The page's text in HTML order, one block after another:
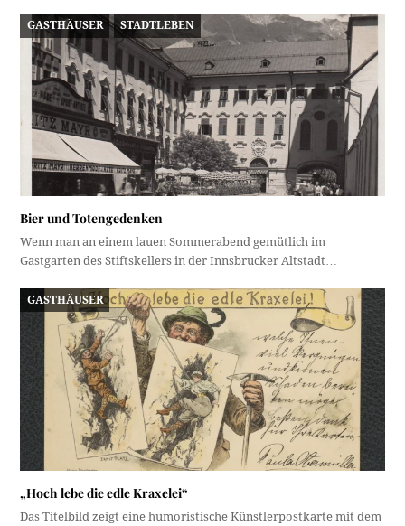
GASTHÄUSER STADTLEBEN
Bier und Totengedenken
Wenn man an einem lauen Sommerabend gemütlich im
Gastgarten des Stiftskellers in der Innsbrucker Altstadt…
GASTHÄUSER
„Hoch lebe die edle Kraxelei“
Das Titelbild zeigt eine humoristische Künstlerpostkarte mit dem